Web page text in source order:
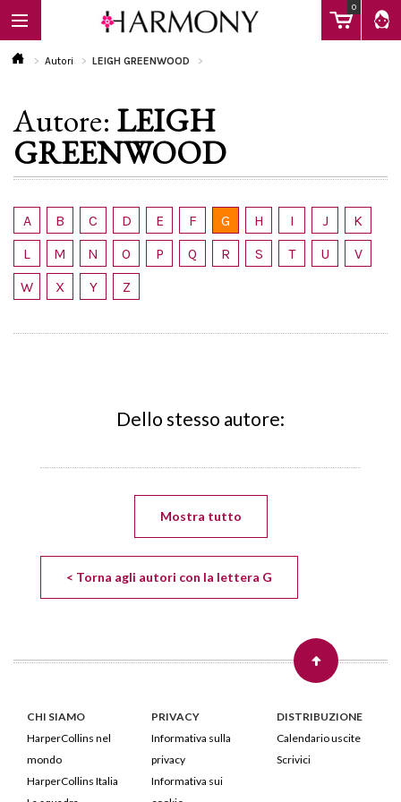
0
EBOOK
LIBRI
Calendario
Autori LEIGH GREENWOOD
Autore: LEIGH
GREENWOOD
A B C D E F G H I J
K
L
M N O P Q R S T U
V
W
X Y Z
Dello stesso autore:
Mostra tutto
< Torna agli autori con la lettera G
CHI SIAMO
HarperCollins nel
mondo
HarperCollins Italia
PRIVACY
Informativa sulla
privacy
Informativa sui
DISTRIBUZIONE
Calendario uscite
Scrivici